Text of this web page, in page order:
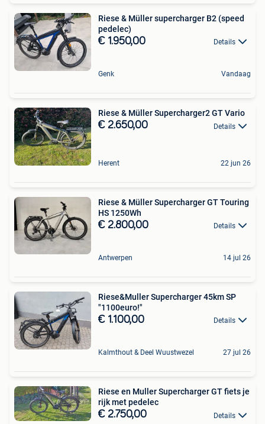
Riese & Müller supercharger B2 (speed
pedelec)
€ 1.950,00 Details
Genk Vandaag
Riese & Müller Supercharger2 GT Vario
€ 2.650,00 Details
Herent 22 jun 26
Riese & Müller Supercharger GT Touring
HS 1250Wh
€ 2.800,00 Details
Antwerpen 14 jul 26
Riese&Muller Supercharger 45km SP
"1100euro!"
€ 1.100,00 Details
Kalmthout & Deel Wuustwezel 27 jul 26
Riese en Muller Supercharger GT fiets je
rijk met pedelec
€ 2.750,00 Details